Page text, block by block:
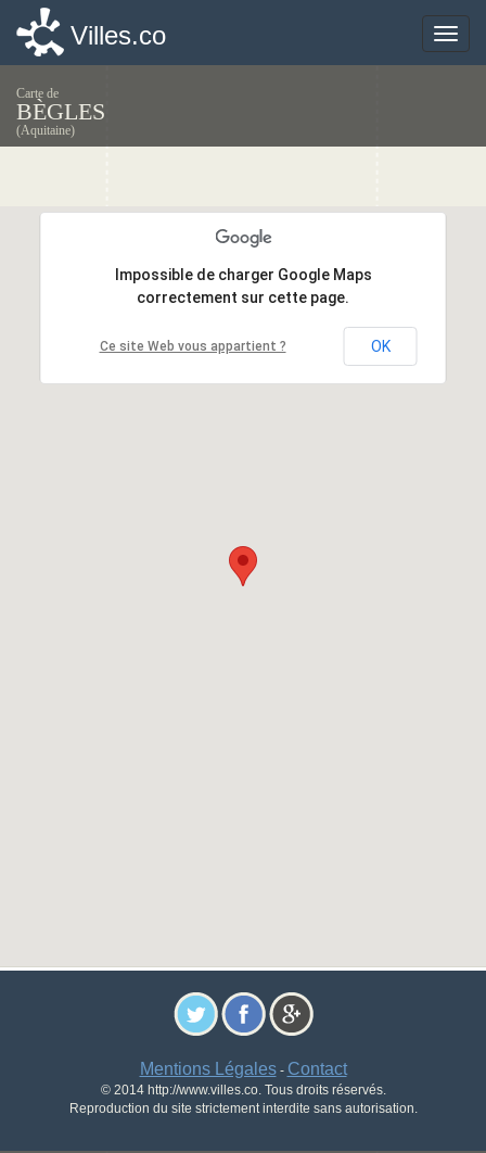
Toggle
Villes.co
Carte de
BÈGLES
(Aquitaine)
Impossible de charger Google Maps
correctement sur cette page.
Ce site Web vous appartient ? OK
Impossible de charger Google Maps
correctement sur cette page.
Ce site Web vous appartient ? OK
Mentions Légales- Contact
© 2014 http://www.villes.co. Tous droits réservés.
Reproduction du site strictement interdite sans autorisation.
Toggle
Villes.co